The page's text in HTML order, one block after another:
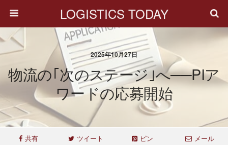
LOGISTICS TODAY
2025年10月27日
物流の｢次のステージ｣へ──PIア
ワードの応募開始
共有 ツイート ピン メール